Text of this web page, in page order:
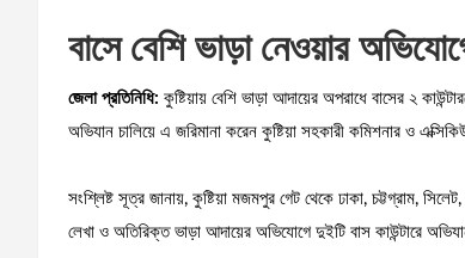
বাসে বেশি ভাড়া নেওয়ার
জেলা প্রতিনিধি: কুষ্টিয়ায় বেশি ভাড়া আদায়ের অপরাধে বাসের ২
অভিযান চালিয়ে এ জরিমানা করেন কুষ্টিয়া সহকারী কমিশনার ও
সংশ্লিষ্ট সূত্র জানায়, কুষ্টিয়া মজমপুর গেট থেকে ঢাকা, চট্টগ্রাম,
লেখা ও অতিরিক্ত ভাড়া আদায়ের অভিযোগে দুইটি বাস কাউন্টারে